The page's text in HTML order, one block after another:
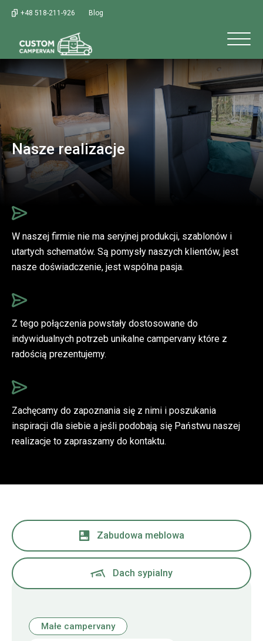
Nasze realizacje
W naszej firmie nie ma seryjnej produkcji, szablonów i
utartych schematów. Są pomysły naszych klientów, jest
nasze doświadczenie, jest wspólna pasja.
Z tego połączenia powstały dostosowane do
indywidualnych potrzeb unikalne campervany które z
radością prezentujemy.
Zachęcamy do zapoznania się z nimi i poszukania
inspiracji dla siebie a jeśli podobają się Państwu naszej
realizacje to zapraszamy do kontaktu.
Zabudowa meblowa
Dach sypialny
Małe campervany
+48 518-211-926 Blog